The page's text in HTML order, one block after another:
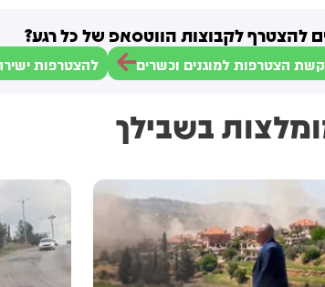
להצטרף לקבוצות הווטסאפ של כל רגע?
הצטרפות למוגנים וכשרים להצטרפות
בשבילך